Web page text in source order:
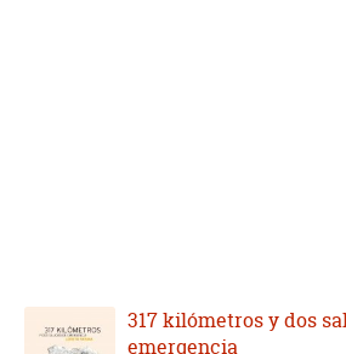
317 kilómetros y dos
emergencia